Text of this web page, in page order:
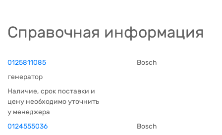
Справочная информация
0125811085
Bosch
генератор
Наличие, срок поставки и
цену необходимо уточнить
у менеджера
0124555036
Bosch